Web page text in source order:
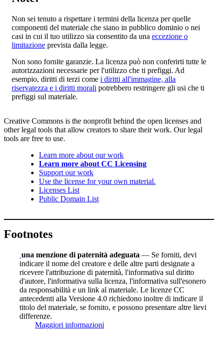
Non sei tenuto a rispettare i termini della licenza per quelle
componenti del materiale che siano in pubblico dominio o nei
casi in cui il tuo utilizzo sia consentito da una eccezione o
limitazione prevista dalla legge.
Non sono fornite garanzie. La licenza può non conferirti tutte le
autorizzazioni necessarie per l'utilizzo che ti prefiggi. Ad
esempio, diritti di terzi come i diritti all'immagine, alla
riservatezza e i diritti morali potrebbero restringere gli usi che ti
prefiggi sul materiale.
Creative Commons is the nonprofit behind the open licenses and
other legal tools that allow creators to share their work. Our legal
tools are free to use.
Learn more about our work
Learn more about CC Licensing
Support our work
Use the license for your own material.
Licenses List
Public Domain List
Footnotes
una menzione di paternità adeguata — Se forniti, devi
indicare il nome del creatore e delle altre parti designate a
ricevere l'attribuzione di paternità, l'informativa sul diritto
d'autore, l'informativa sulla licenza, l'informativa sull'esonero
da responsabilità e un link al materiale. Le licenze CC
antecedenti alla Versione 4.0 richiedono inoltre di indicare il
titolo del materiale, se fornito, e possono presentare altre lievi
differenze.
Maggiori informazioni